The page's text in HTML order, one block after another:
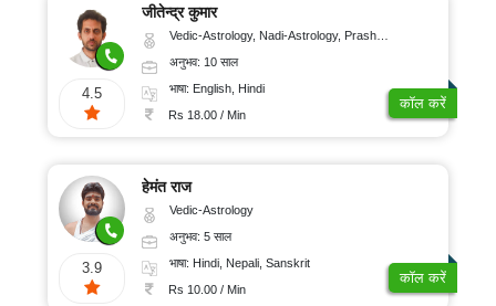
4.5
जीतेन्द्र कुमार
Vedic-Astrology, Nadi-Astrology, Prashna-Kundali
अनुभव: 10 साल
भाषा: English, Hindi
Rs 18.00 / Min
कॉल करें
3.9
हेमंत राज
Vedic-Astrology
अनुभव: 5 साल
भाषा: Hindi, Nepali, Sanskrit
Rs 10.00 / Min
कॉल करें